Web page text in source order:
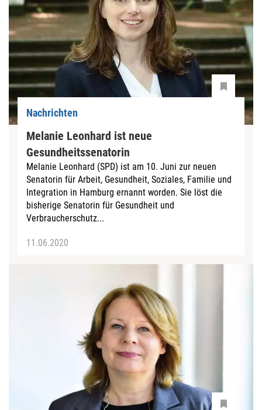
Nachrichten
Melanie Leonhard ist neue
Gesundheitssenatorin
Melanie Leonhard (SPD) ist am 10. Juni zur neuen
Senatorin für Arbeit, Gesundheit, Soziales, Familie und
Integration in Hamburg ernannt worden. Sie löst die
bisherige Senatorin für Gesundheit und
Verbraucherschutz...
11.06.2020